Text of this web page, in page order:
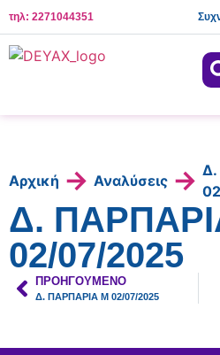
τηλ: 2271044351
Αρχική → Αναλύσεις → Δ.
Δ.
02/07/2025
ΠΡΟΗΓΟΎΜΕΝΟ
Δ. ΠΑΡΠΑΡΙΑ Μ 02/07/2025